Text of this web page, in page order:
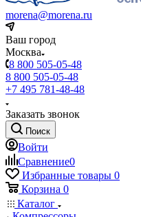
morena@morena.ru
Ваш город
Москва
8 800 505-05-48
8 800 505-05-48
+7 495 781-48-48
Заказать звонок
Поиск
Войти
Сравнение0
Избранные товары 0
Корзина 0
Каталог